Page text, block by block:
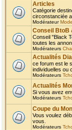
Articles
Catégorie
circonstanciée
Modérateur
Conseil BtoB
Conseil "Black
toutes les
Modérateurs
Actualités
ce forum est le
individuelles ou
Modérateurs
Actualités
Si vous avez
Modérateurs
Coupe du
Vous voulez
vous.
Modérateurs